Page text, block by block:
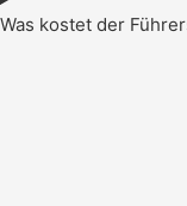
Was kostet der